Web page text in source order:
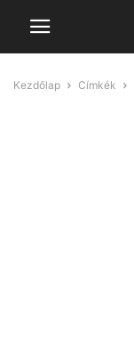
Kezdőlap Címkék